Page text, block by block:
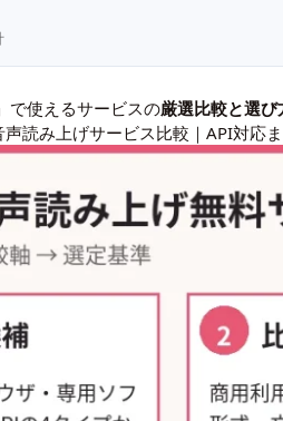
で使えるサービスの厳選比較と選
読み上げサービス比較｜API対応